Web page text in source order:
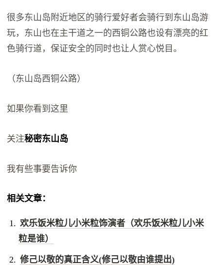
很多东山岛附近地区的骑行爱好者会骑行到东山岛游
玩，东山也在主干道之一的西铜公路也设有漂亮的红
色骑行道，保证安全的同时也让人赏心悦目。
（东山岛西铜公路）
如果你看到这里
关注秘密东山岛
我有些事要告诉你
相关文章：
欢乐饭米粒儿小米粒饰演者（欢乐饭米粒儿小米
粒是谁）
修己以敬的真正含义(修己以敬由谁提出)